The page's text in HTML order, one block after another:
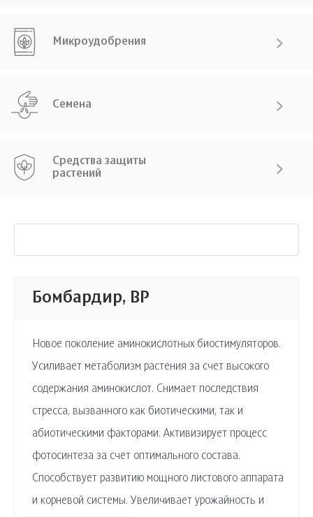
Микроудобрения
Семена
Средства защиты
растений
Бомбардир, ВР
Новое поколение аминокислотных биостимуляторов.
Усиливает метаболизм растения за счет высокого
содержания аминокислот. Снимает последствия
стресса, вызванного как биотическими, так и
абиотическими факторами. Активизирует процесс
фотосинтеза за счет оптимального состава.
Способствует развитию мощного листового аппарата
и корневой системы. Увеличивает урожайность и